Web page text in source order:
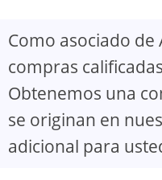
Como asociado
compras
Obtenemos una
se originan en
adicional para